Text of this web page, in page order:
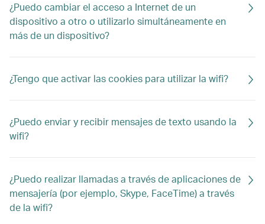
¿Puedo cambiar el acceso a Internet de un
dispositivo a otro o utilizarlo simultáneamente en
más de un dispositivo?
¿Tengo que activar las cookies para utilizar la wifi?
¿Puedo enviar y recibir mensajes de texto usando la
wifi?
¿Puedo realizar llamadas a través de aplicaciones de
mensajería (por ejemplo, Skype, FaceTime) a través
de la wifi?